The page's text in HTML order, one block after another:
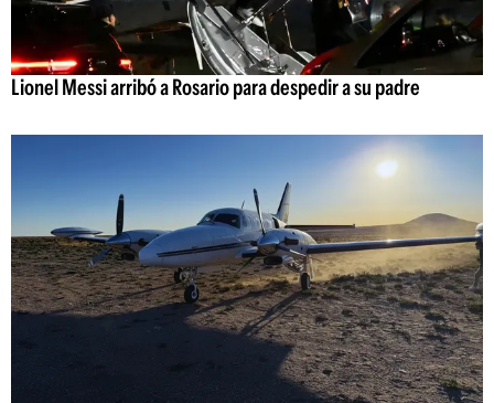
Lionel Messi arribó a Rosario para despedir a su padre